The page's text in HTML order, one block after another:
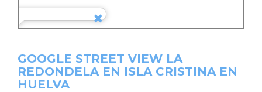
GOOGLE STREET VIEW LA
REDONDELA EN ISLA CRISTINA EN
HUELVA